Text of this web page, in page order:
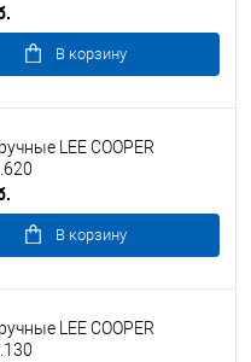
В корзину
LEE COOPER
В корзину
LEE COOPER